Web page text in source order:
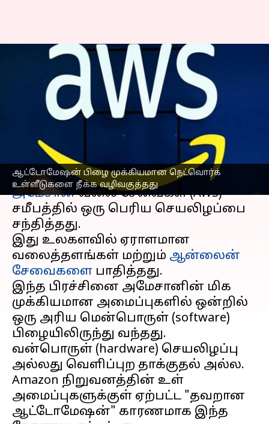
ஆட்டோமேஷன் பிழை முக்கியமான நெட்வொர்க்
உள்ளீடுகளை நீக்க வழிவகுத்தது
ஒரு அரிய சாப்ட்வேர்
பிழை தான்; உலகளாவிய
AWS செயலிழப்பை
ஏற்படுத்தியது எப்படி?
எழுதியவர் 02:50 pm
செய்தி முன்னோட்டம்
அமேசான்வலை சேவைகள் (AWS)
சமீபத்தில் ஒரு பெரிய செயலிழப்பை
சந்தித்தது.
இது உலகளவில் ஏராளமான
வலைத்தளங்கள் மற்றும் ஆன்லைன்
சேவைகளை பாதித்தது.
இந்த பிரச்சினை அமேசானின் மிக
முக்கியமான அமைப்புகளில் ஒன்றில்
ஒரு அரிய மென்பொருள் (software)
பிழையிலிருந்து வந்தது.
வன்பொருள் (hardware) செயலிழப்பு
அல்லது வெளிப்புற தாக்குதல் அல்ல.
Amazon நிறுவனத்தின் உள்
அமைப்புகளுக்குள் ஏற்பட்ட "தவறான
ஆட்டோமேஷன்" காரணமாக இந்த